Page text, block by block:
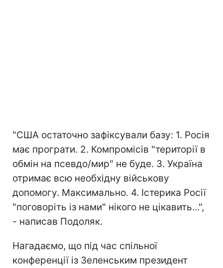
"США остаточно зафіксували базу: 1. Росія
має програти. 2. Компромісів "території в
обмін на псевдо/мир" не буде. 3. Україна
отримає всю необхідну військову
допомогу. Максимально. 4. Істерика Росії
"поговоріть із нами" нікого не цікавить...",
- написав Подоляк.
Нагадаємо, що під час спільної
конференції із Зеленським президент